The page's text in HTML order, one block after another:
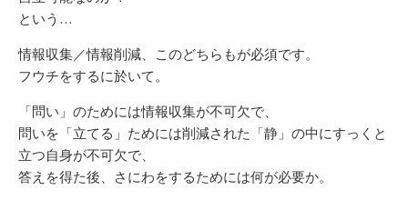
という…
情報収集／情報削減、このどちらもが必須です。
フウチをするに於いて。
「問い」のためには情報収集が不可欠で、
問いを「立てる」ためには削減された「静」の中にすっくと
立つ自身が不可欠で、
答えを得た後、さにわをするためには何が必要か。